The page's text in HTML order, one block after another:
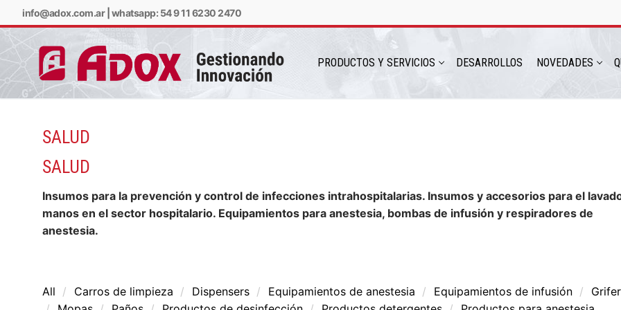
info@adox.com.ar| whatsapp: 54 9 11 6230 2470
PRODUCTOS Y SERVICIOS DESARROLLOS NOVEDADES
PRODUCTOS Y SERVICIOS
SALUD
SALUD
Insumos para la prevención y control de infecciones intrahospitalarias. Insumos y accesorios para el
manos en el sector hospitalario. Equipamientos para anestesia, bombas de infusión y respiradores de
anestesia.
All Carros de limpieza Dispensers Equipamientos de anestesia Equipamientos de infusión